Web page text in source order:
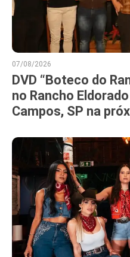
07/08/2026
DVD “Boteco do
no Rancho
Campos, SP na